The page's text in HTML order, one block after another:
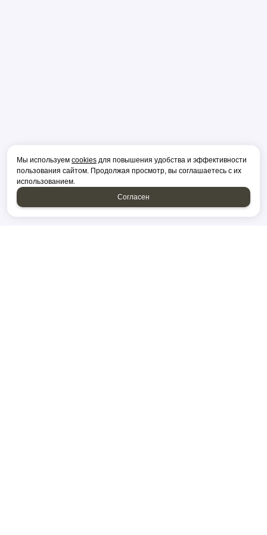
Мы используем cookies для повышения удобства и эффективности
пользования сайтом. Продолжая просмотр, вы соглашаетесь с их
использованием.
Согласен